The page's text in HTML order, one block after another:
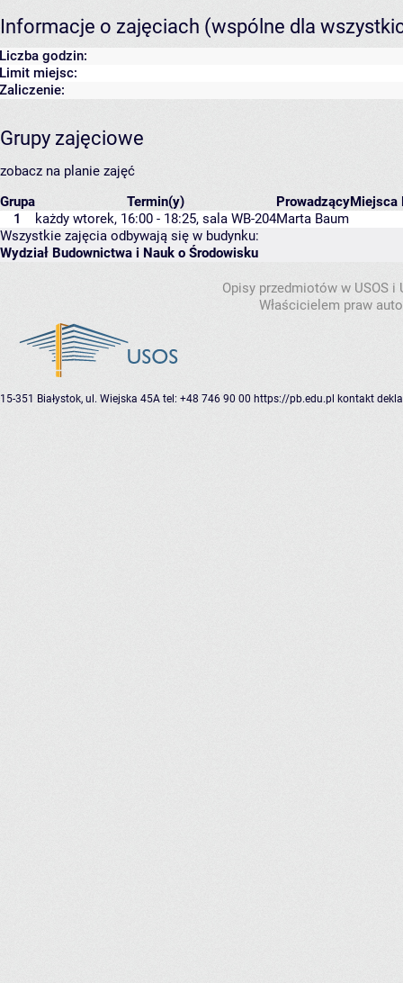
Informacje o zajęciach (wspólne dla
Liczba godzin:
Limit miejsc:
Zaliczenie:
Grupy zajęciowe
zobacz na planie zajęć
Grupa
Termin(y) ProwadzącyMiejsca
1
każdy wtorek, 16:00 - 18:25, sala WB-204Marta Baum
Wszystkie zajęcia odbywają się w budynku:
Wydział Budownictwa i Nauk o Środowisku
Opisy przedmiotów w USOS
Właścicielem praw
15-351 Białystok, ul. Wiejska 45A tel: +48 746 90 00 https://pb.edu.pl kontakt